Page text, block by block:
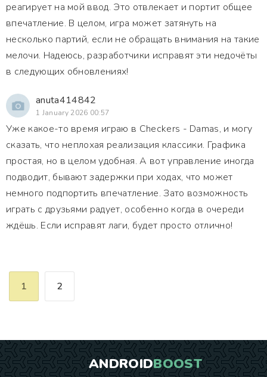
реагирует на мой ввод. Это отвлекает и портит общее
впечатление. В целом, игра может затянуть на
несколько партий, если не обращать внимания на такие
мелочи. Надеюсь, разработчики исправят эти недочёты
в следующих обновлениях!
anuta414842
1 January 2026 00:57
Уже какое-то время играю в Checkers - Damas, и могу
сказать, что неплохая реализация классики. Графика
простая, но в целом удобная. А вот управление иногда
подводит, бывают задержки при ходах, что может
немного подпортить впечатление. Зато возможность
играть с друзьями радует, особенно когда в очереди
ждёшь. Если исправят лаги, будет просто отлично!
1 2
ANDROIDBOOST